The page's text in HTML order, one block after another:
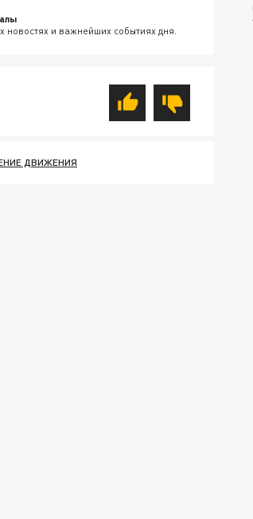
новостях и важнейших событиях дня.
ДВИЖЕНИЯ